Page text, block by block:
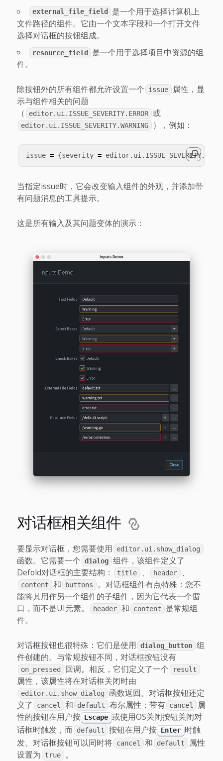
external_file_field
是一个用于选择计算机上
文件路径的组件。它由一个文本字段和一个打开文件
选择对话框的按钮组成。
resource_field
是一个用于选择项目中资源的组
件。
除按钮外的所有组件都允许设置一个 issue
属性，显
示与组件相关的问题
（
editor.ui.ISSUE_SEVERITY.ERROR 或
editor.ui.ISSUE_SEVERITY.WARNING ），例如：
issue = {severity = editor. ui. ISSUE_SEVERITY .
当指定issue时，它会改变输入组件的外观，并添加带
有问题消息的工具提示。
这是所有输入及其问题变体的演示：
对话框相关组件
要显示对话框，您需要使用 editor.ui.show_dialog
函数。它需要一个 dialog 组件，该组件定义了
Defold对话框的主要结构：
title 、 header 、
content 和 buttons
。对话框组件有点特殊：您不
能将其用作另一个组件的子组件，因为它代表一个窗
口，而不是UI元素。
header 和 content
是常规组
件。
对话框按钮也很特殊：它们是使用 dialog_button 组
件创建的。与常规按钮不同，对话框按钮没有
on_pressed 回调。相反，它们定义了一个 result
属性，该属性将在对话框关闭时由
editor.ui.show_dialog
函数返回。对话框按钮还定
义了
cancel 和 default 布尔属性：带有 cancel
属
性的按钮在用户按 Escape 或使用OS关闭按钮关闭对
话框时触发，而
default 按钮在用户按 Enter 时触
发。对话框按钮可以同时将 cancel 和 default
属性
设置为
true 。